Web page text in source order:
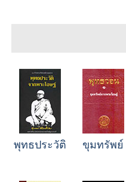
พุทธประวัติ ขุมทรัพย์